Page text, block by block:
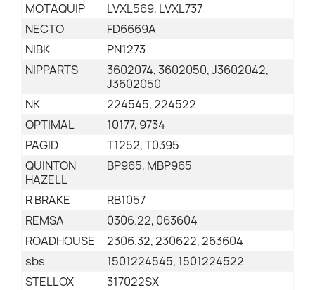
MOTAQUIP
LVXL569, LVXL737
NECTO
FD6669A
NIBK
PN1273
NIPPARTS
3602074, 3602050, J3602042,
J3602050
NK
224545, 224522
OPTIMAL
10177, 9734
PAGID
T1252, T0395
QUINTON
HAZELL
BP965, MBP965
R BRAKE
RB1057
REMSA
0306.22, 063604
ROADHOUSE
2306.32, 230622, 263604
sbs
1501224545, 1501224522
STELLOX
317022SX